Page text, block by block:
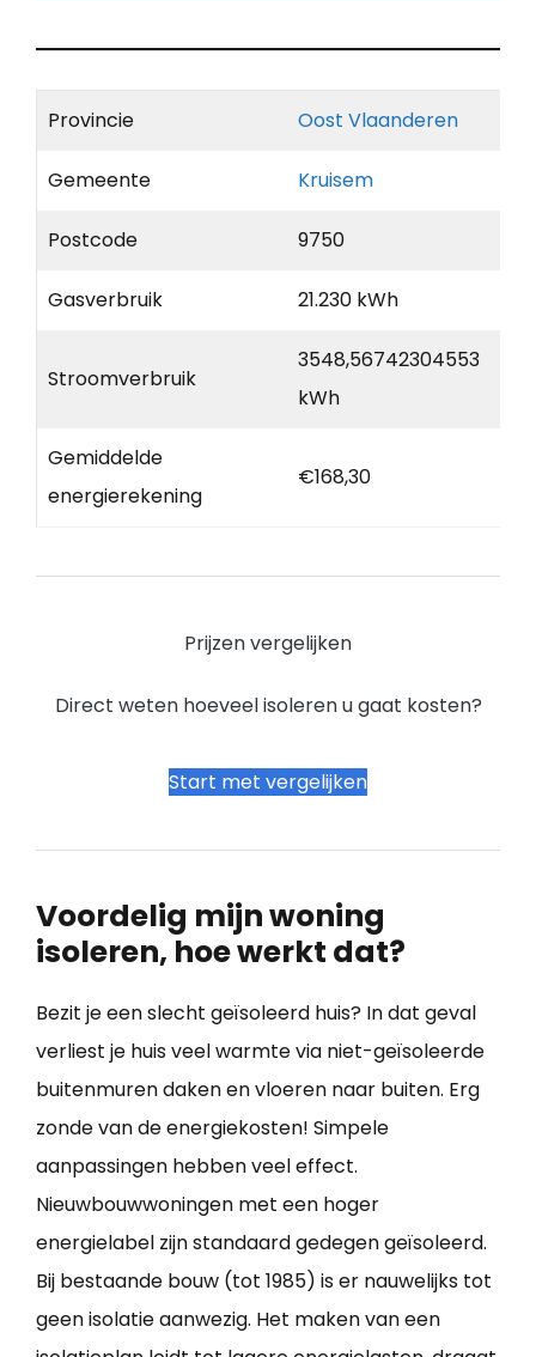
Provincie Oost Vlaanderen
Gemeente Kruisem
Postcode 9750
Gasverbruik 21.230 kWh
Stroomverbruik
3548,56742304553
kWh
Gemiddelde
energierekening
€168,30
Prijzen vergelijken
Direct weten hoeveel isoleren u gaat kosten?
Start met vergelijken
Voordelig mijn woning
isoleren, hoe werkt dat?
Bezit je een slecht geïsoleerd huis? In dat geval
verliest je huis veel warmte via niet-geïsoleerde
buitenmuren daken en vloeren naar buiten. Erg
zonde van de energiekosten! Simpele
aanpassingen hebben veel effect.
Nieuwbouwwoningen met een hoger
energielabel zijn standaard gedegen geïsoleerd.
Bij bestaande bouw (tot 1985) is er nauwelijks tot
geen isolatie aanwezig. Het maken van een